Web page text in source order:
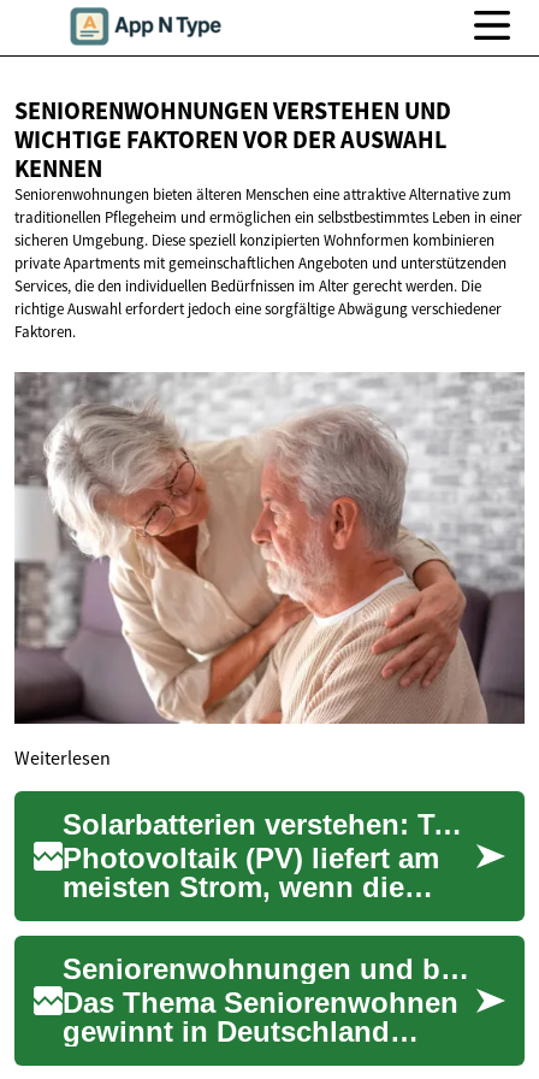
SENIORENWOHNUNGEN VERSTEHEN UND
WICHTIGE FAKTOREN VOR DERAUSWAHL
KENNEN
Seniorenwohnungen bieten älteren Menschen eine attraktive Alternative zum
traditionellen Pflegeheim und ermöglichen ein selbstbestimmtes Leben in einer
sicheren Umgebung. Diese speziell konzipierten Wohnformen kombinieren
private Apartments mit gemeinschaftlichen Angeboten und unterstützenden
Services, die den individuellen Bedürfnissen im Alter gerecht werden. Die
richtige Auswahl erfordert jedoch eine sorgfältige Abwägung verschiedener
Faktoren.
Weiterlesen
Solarbatterien verstehen: Technik, Auswahl, Nutzen
Photovoltaik (PV) liefert am
meisten Strom, wenn die
Sonne scheint – aber genau
dann ist der Bedarf im
Haushalt oft g...
Seniorenwohnungen und betreutes Wohnen - Ein umfassender Leitfaden
Das Thema Seniorenwohnen
gewinnt in Deutschland
zunehmend an Bedeutung.